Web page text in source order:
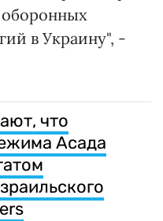
оборонных
в Украину", -
что
Асада